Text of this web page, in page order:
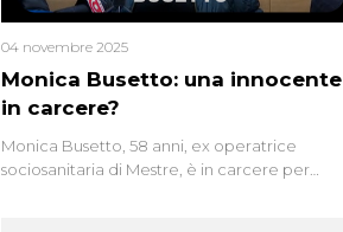
Monica Busetto: una innocente
in carcere?
04 novembre 2025
Monica Busetto, 58 anni, ex operatrice
sociosanitaria di Mestre, è in carcere per